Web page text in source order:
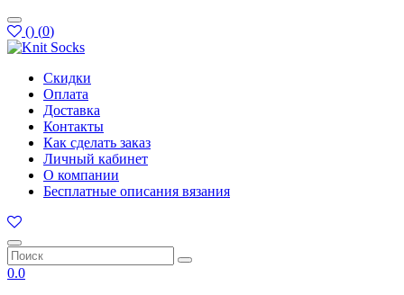
() (0)
Скидки
Оплата
Доставка
Контакты
Как сделать заказ
Личный кабинет
О компании
Бесплатные описания вязания
0.0